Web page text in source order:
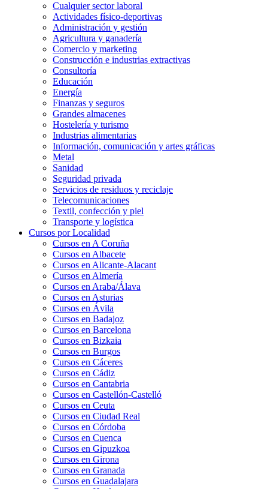
Cualquier sector laboral
Actividades físico-deportivas
Administración y gestión
Agricultura y ganadería
Comercio y marketing
Construcción e industrias extractivas
Consultoría
Educación
Energía
Finanzas y seguros
Grandes almacenes
Hostelería y turismo
Industrias alimentarias
Información, comunicación y artes gráficas
Metal
Sanidad
Seguridad privada
Servicios de residuos y reciclaje
Telecomunicaciones
Textil, confección y piel
Transporte y logística
Cursos por Localidad
Cursos en A Coruña
Cursos en Albacete
Cursos en Alicante-Alacant
Cursos en Almería
Cursos en Araba/Álava
Cursos en Asturias
Cursos en Ávila
Cursos en Badajoz
Cursos en Barcelona
Cursos en Bizkaia
Cursos en Burgos
Cursos en Cáceres
Cursos en Cádiz
Cursos en Cantabria
Cursos en Castellón-Castelló
Cursos en Ceuta
Cursos en Ciudad Real
Cursos en Córdoba
Cursos en Cuenca
Cursos en Gipuzkoa
Cursos en Girona
Cursos en Granada
Cursos en Guadalajara